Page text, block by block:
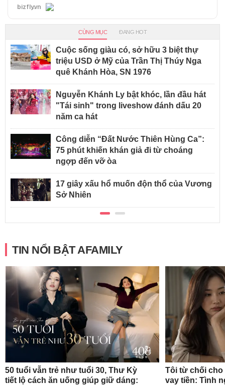
bizfly.vn
CÙNG MỤC ĐANG HOT
Cuộc sống giàu có, sở hữu 3 biệt thự
triệu USD ở Mỹ của Trần Thị Thúy Nga
quê Khánh Hòa, SN 1976
Nguyễn Khánh Ly bật khóc, lần đầu hát
"Tái sinh" trong liveshow đánh dấu 20
năm ca hát
Công diễn “Đất Nước Thiên Hùng Ca”:
75 phút khiến khán giả đi từ choáng
ngợp đến vỡ òa
17 giây xấu hổ muốn độn thổ của Vương
Sở Nhiên
TIN NỔI BẬT AFAMILY
50 tuổi vẫn trẻ như tuổi 30, Thư Kỳ
tiết lộ cách ăn uống giúp giữ dáng:
Tôi từ chối
vay tiền: Tình